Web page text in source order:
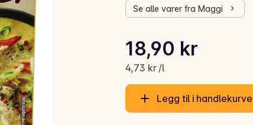
Se alle varer fra Maggi
Gjeldende pris er: 18,90 kr
18,90 kr
4,73 kr /l
Stykkpris: 4,73 kr /l
Legg til i